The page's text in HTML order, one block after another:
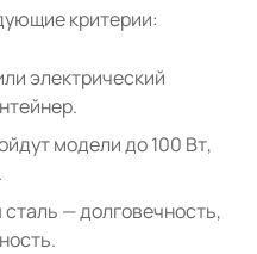
критерии:
электрический
модели до 100 Вт,
— долговечность,